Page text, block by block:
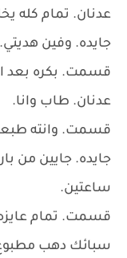
عدنان. تمام كله
جايده. وفين هديتي.
قسمت. بكره بعد
عدنان. طاب وانا.
قسمت. وانته
جايده. جايين من
ساعتين.
قسمت. تمام عايزه
سبائك دهب